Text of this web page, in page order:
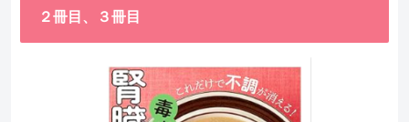
２冊目、３冊目